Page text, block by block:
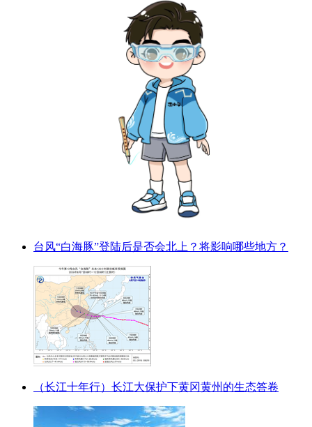
台风“白海豚”登陆后是否会北上？将影响哪些地方？
（长江十年行）长江大保护下黄冈黄州的生态答卷